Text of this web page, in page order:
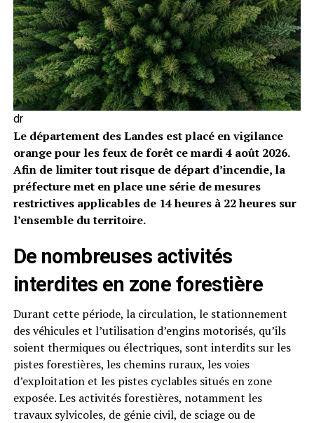
dr
Le département des Landes est placé en vigilance
orange pour les feux de forêt ce mardi 4 août 2026.
Afin de limiter tout risque de départ d’incendie, la
préfecture met en place une série de mesures
restrictives applicables de 14 heures à 22 heures sur
l’ensemble du territoire.
De nombreuses activités
interdites en zone forestière
Durant cette période, la circulation, le stationnement
des véhicules et l’utilisation d’engins motorisés, qu’ils
soient thermiques ou électriques, sont interdits sur les
pistes forestières, les chemins ruraux, les voies
d’exploitation et les pistes cyclables situés en zone
exposée. Les activités forestières, notamment les
travaux sylvicoles, de génie civil, de sciage ou de